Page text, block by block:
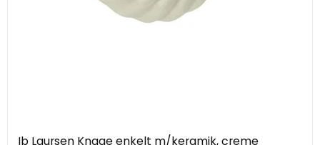
Ib Laursen Knage enkelt m/keramik, creme